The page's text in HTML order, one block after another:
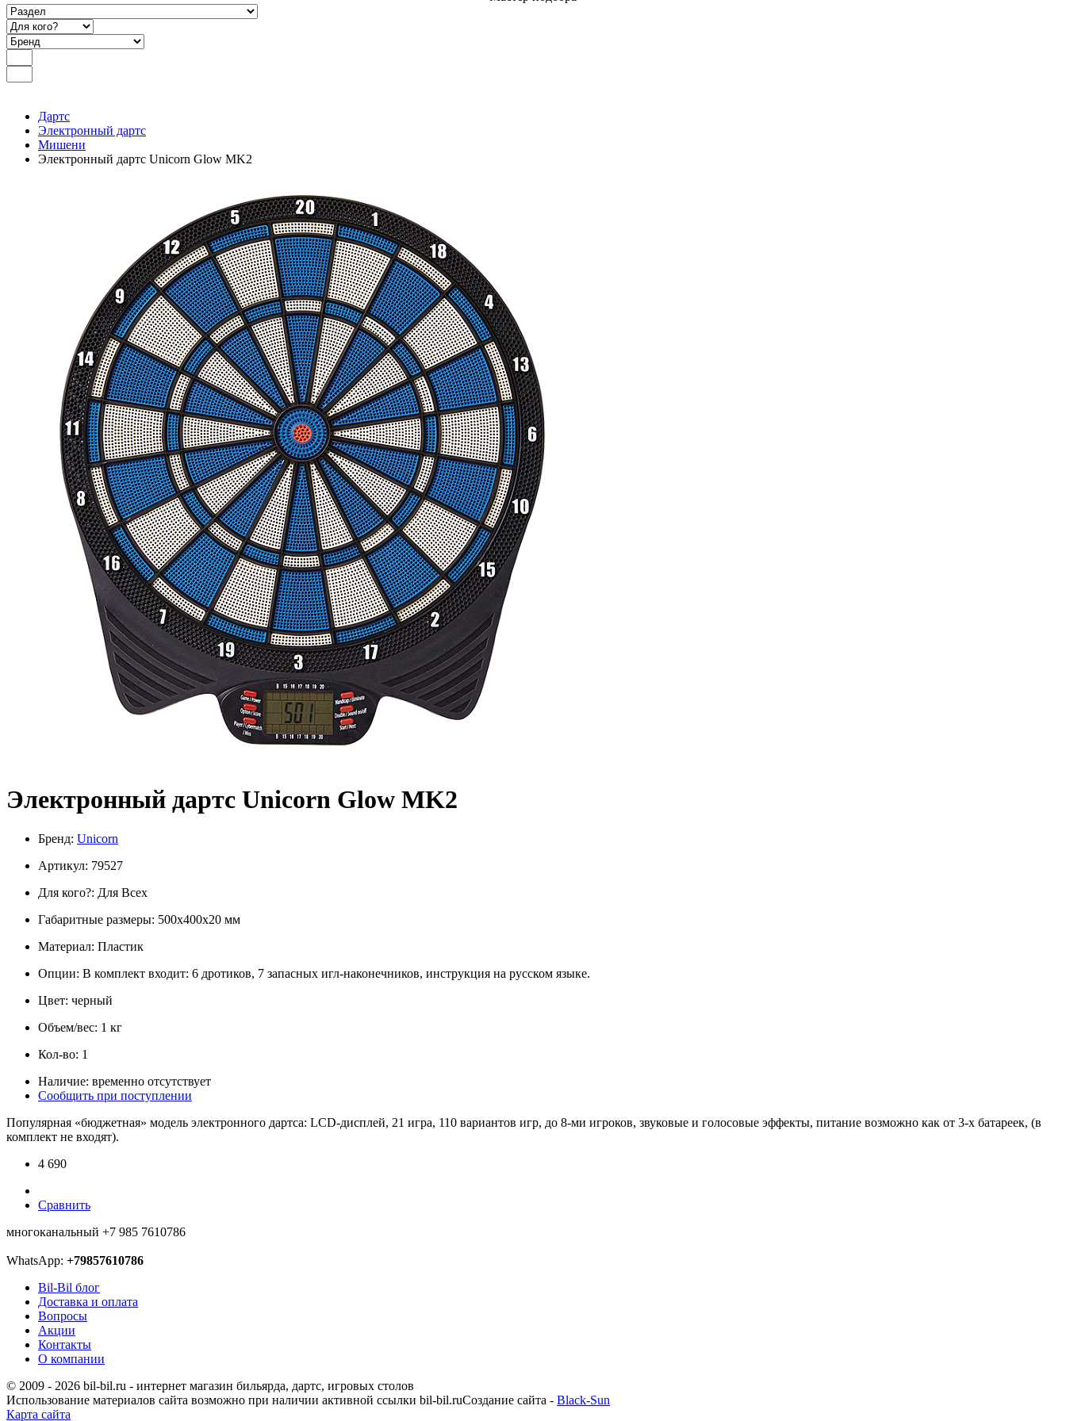
Дартс
Электронный дартс
Мишени
Электронный дартс Unicorn Glow MK2
Электронный дартс Unicorn Glow MK2
Бренд: Unicorn
Артикул: 79527
Для кого?: Для Всех
Габаритные размеры: 500x400x20 мм
Материал: Пластик
Опции: В комплект входит: 6 дротиков, 7 запасных игл-наконечников, инструкция на русском языке.
Цвет: черный
Объем/вес: 1 кг
Кол-во: 1
Наличие: временно отсутствует
Сообщить при поступлении
Популярная «бюджетная» модель электронного дартса: LCD-дисплей, 21 игра, 110 вариантов игр, до 8-ми игроков, звуковые и голосовые эффекты, питание возможно как от 3-х батареек, (в
комплект не входят).
4 690
Сравнить
многоканальный +7 985 7610786
WhatsApp: +79857610786
Bil-Bil блог
Доставка и оплата
Вопросы
Акции
Контакты
О компании
© 2009 - 2026 bil-bil.ru - интернет магазин бильярда, дартс, игровых столов
Использование материалов сайта возможно при наличии активной ссылки bil-bil.ruСоздание сайта - Black-Sun
Карта сайта